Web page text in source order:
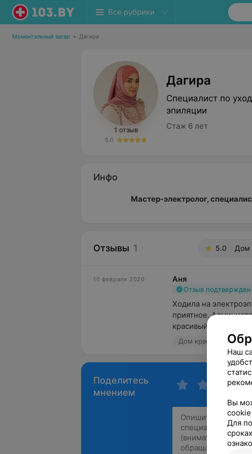
Все рубрики
Моментальный загар • Дагира
1 отзыв
5.0
Дагира
Специалист по
эпиляции
Стаж 6 лет
Инфо
Мастер-электролог,
Отзывы 1 5.0 Дом
10 февраля 2020 Аня
Отзыв подтвержден
Ходила на
приятное.
красивый,
Дом красоты и
Поделитесь
мнением
Наш
Вы
cookie
Для